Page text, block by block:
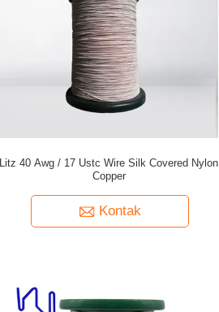
Litz 40 Awg / 17 Ustc Wire Silk Covered Nylon
Copper
Kontak